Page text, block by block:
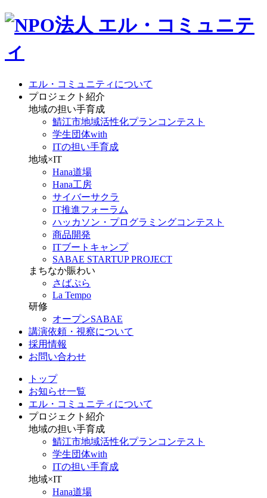
エル・コミュニティについて
プロジェクト紹介
地域の担い手育成
鯖江市地域活性化プランコンテスト
学生団体with
ITの担い手育成
地域×IT
Hana道場
Hana工房
サイバーサクラ
IT推進フォーラム
ハッカソン・プログラミングコンテスト
商品開発
ITブートキャンプ
SABAE STARTUP PROJECT
まちなか賑わい
さばぷら
La Tempo
研修
オープンSABAE
講演依頼・視察について
採用情報
お問い合わせ
トップ
お知らせ一覧
エル・コミュニティについて
プロジェクト紹介
地域の担い手育成
鯖江市地域活性化プランコンテスト
学生団体with
ITの担い手育成
地域×IT
Hana道場